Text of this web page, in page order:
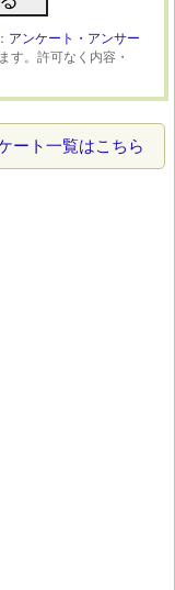
アンケート・アンサー
す。許可なく内容・
ート一覧はこちら